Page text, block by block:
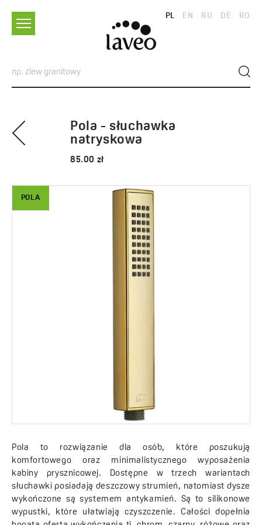
PL EN RU DE RO
Pola - słuchawka
natryskowa
85.00 zł
POLA
Pola to rozwiązanie dla osób, które poszukują
komfortowego oraz minimalistycznego wyposażenia
kabiny prysznicowej. Dostępne w trzech wariantach
słuchawki posiadają deszczowy strumień, natomiast dysze
wykończone są systemem antykamień. Są to silikonowe
wypustki, które ułatwiają czyszczenie. Całości dopełnia